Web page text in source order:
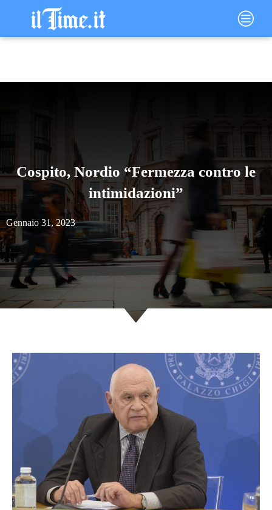
contenuto
Main
Menu
Cospito, Nordio “Fermezza contro le
intimidazioni”
Gennaio 31, 2023